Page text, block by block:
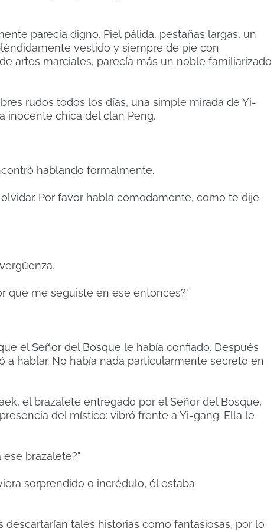
parecía digno. Piel pálida, pestañas largas, un
vestido y siempre de pie con
artes marciales, parecía más un noble familiarizado
rudos todos los días, una simple mirada de Yi-
inocente chica del clan Peng.
hablando formalmente.
Por favor habla cómodamente, como te dije
qué me seguiste en ese entonces?"
el Señor del Bosque le había confiado. Después
a hablar. No había nada particularmente secreto en
el brazalete entregado por el Señor del Bosque,
del místico: vibró frente a Yi-gang. Ella le
brazalete?"
sorprendido o incrédulo, él estaba
descartarían tales historias como fantasiosas, por lo